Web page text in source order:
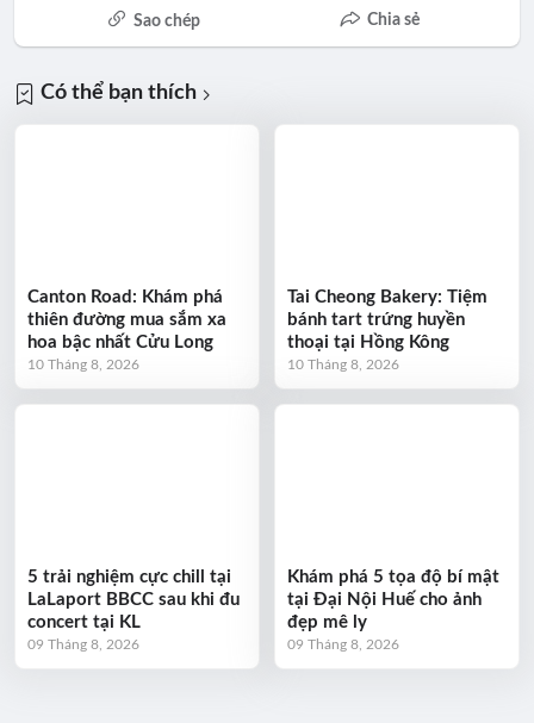
Sao chép Chia sẻ
Có thể bạn thích
Canton Road: Khám phá
thiên đường mua sắm xa
hoa bậc nhất Cửu Long
10 Tháng 8, 2026
Tai Cheong Bakery: Tiệm
bánh tart trứng huyền
thoại tại Hồng Kông
10 Tháng 8, 2026
5 trải nghiệm cực chill tại
LaLaport BBCC sau khi đu
concert tại KL
09 Tháng 8, 2026
Khám phá 5 tọa độ bí mật
tại Đại Nội Huế cho ảnh
đẹp mê ly
09 Tháng 8, 2026